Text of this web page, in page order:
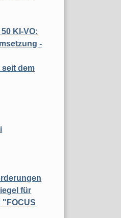
KI-VO:
-
dem
für
"FOCUS